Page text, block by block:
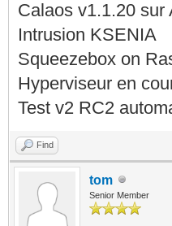
Calaos v1.1.20
Intrusion KSENIA
Squeezebox on
Hyperviseur en
Test v2 RC2
Find
tom
Senior Member